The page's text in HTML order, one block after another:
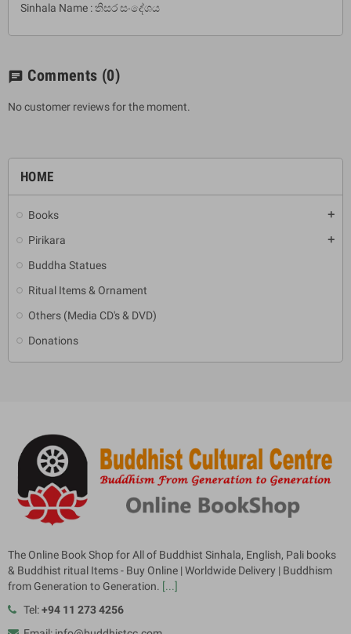
HOME
Books add
Pirikara add
Buddha Statues
Ritual Items & Ornament
Others (Media CD's & DVD)
Donations
Sinhala Name : තිසර සංදේශය
chat Comments (0)
No customer reviews for the moment.
The Online Book Shop for All of Buddhist Sinhala, English, Pali books
& Buddhist ritual Items - Buy Online | Worldwide Delivery | Buddhism
from Generation to Generation. [...]
Tel:+94 11 273 4256